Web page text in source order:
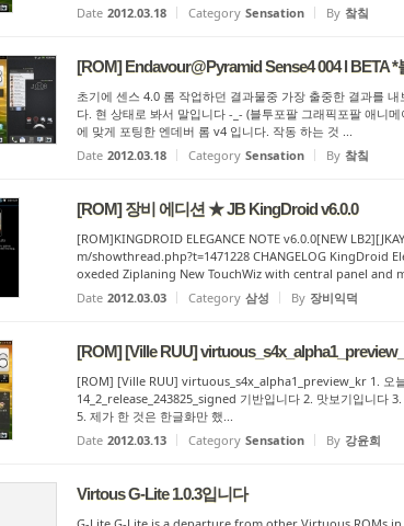
Date 2012.03.18 Category Sensation By 챀칰
[ROM] Endavour@Pyramid Sense4 004 l BETA
초기에 센스 4.0 롬 작업하던 결과물중 가장 출중한 결과를
다. 현 상태로 봐서 말입니다 -_- (블투포팔 그래픽포팔 애니
에 맞게 포팅한 엔데버 롬 v4 입니다. 작동 하는 것 ...
Date 2012.03.18 Category Sensation By 챀칰
[ROM] 장비 에디션 ★ JB KingDroid v6.0.0
[ROM]KINGDROID ELEGANCE NOTE v6.0.0[NEW
m/showthread.php?t=1471228 CHANGELOG KingDroid
oxeded Ziplaning New TouchWiz with central panel and
Date 2012.03.03 Category 삼성 By 장비익덕
[ROM] [Ville RUU]
[ROM] [Ville RUU] virtuous_s4x_alpha1_preview_kr 1. 오늘
14_2_release_243825_signed 기반입니다 2. 맛보기입니다
5. 제가 한 것은 한글화만 했...
Date 2012.03.13 Category Sensation By 강윤희
Virtous G-Lite 1.0.3입니다